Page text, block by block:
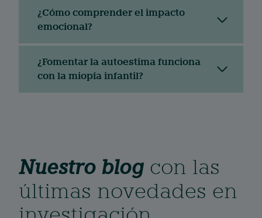
¿Cómo comprender el impacto
emocional?
¿Fomentar la autoestima funciona
con la miopía infantil?
Nuestro blog con las
últimas novedades en